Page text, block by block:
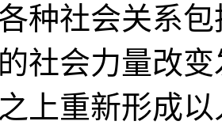
种社会关系
社会力量改
上重新形成